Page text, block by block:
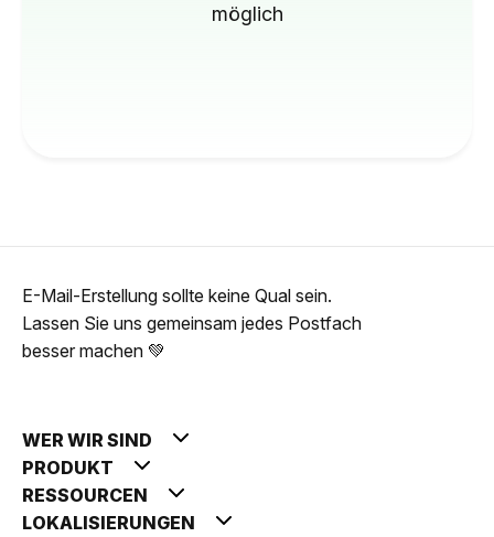
möglich
E-Mail-Erstellung sollte keine Qual sein.
Lassen Sie uns gemeinsam jedes Postfach
besser machen 💚
WER WIR SIND
PRODUKT
RESSOURCEN
LOKALISIERUNGEN